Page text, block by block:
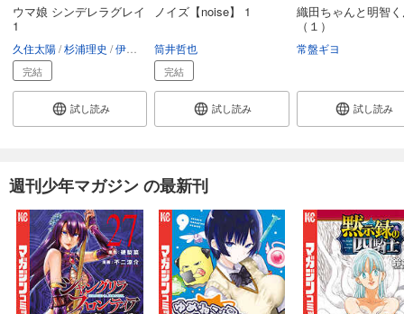
ウマ娘 シンデレラグレイ
1
久住太陽 杉浦理史 伊藤隼之介（原作：Cygames）
完結
試し読み
ノイズ【noise】 1
筒井哲也
完結
試し読み
織田ちゃんと明智
（１）
常盤ギヨ
試し読み
週刊少年マガジン の最新刊